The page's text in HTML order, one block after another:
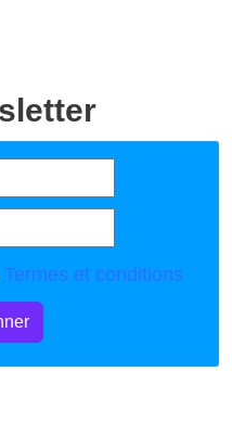
Termes et conditions